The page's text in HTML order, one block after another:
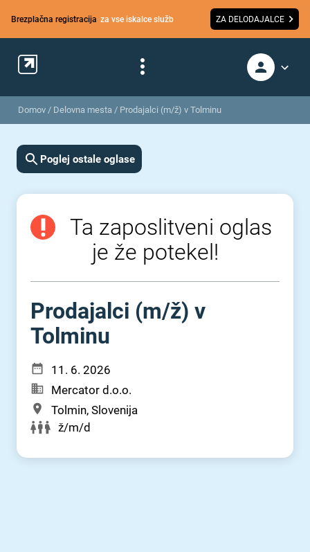
Brezplačna registracija za vse iskalce služb ZA DELODAJALCE
Domov / Delovna mesta / Prodajalci (m/ž) v Tolminu
Poglej ostale oglase
Ta zaposlitveni oglas
je že potekel!
Prodajalci (m⁠/⁠ž) v
Tolminu
11. 6. 2026
Mercator d.o.o.
Tolmin, Slovenija
ž/m/d